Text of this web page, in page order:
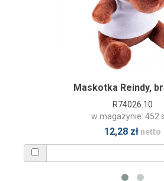
Maskotka Reindy,
R74026.10
w magazynie: 452
12,28 zł netto